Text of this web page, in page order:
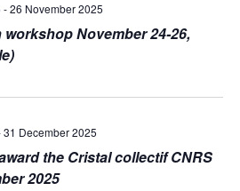
workshop November 24-26,
-26 November 2025
the Cristal collectif CNRS
2025
31 December 2025